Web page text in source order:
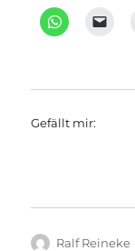
Gefällt mir:
Autor
Ralf Reineke